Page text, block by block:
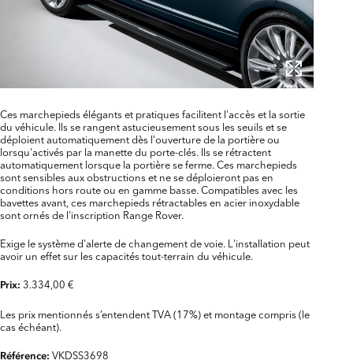
Ces marchepieds élégants et pratiques facilitent l'accès et la sortie
du véhicule. Ils se rangent astucieusement sous les seuils et se
déploient automatiquement dès l'ouverture de la portière ou
lorsqu'activés par la manette du porte-clés. Ils se rétractent
automatiquement lorsque la portière se ferme. Ces marchepieds
sont sensibles aux obstructions et ne se déploieront pas en
conditions hors route ou en gamme basse. Compatibles avec les
bavettes avant, ces marchepieds rétractables en acier inoxydable
sont ornés de l'inscription Range Rover.
Exige le système d'alerte de changement de voie. L'installation peut
avoir un effet sur les capacités tout-terrain du véhicule.
Prix: 3.334,00 €
Les prix mentionnés s’entendent TVA (17%) et montage compris (le
cas échéant).
Référence: VKDSS3698